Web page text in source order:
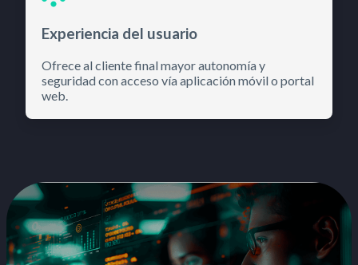
Experiencia del usuario
Ofrece al cliente final mayor autonomía y
seguridad con acceso vía aplicación móvil o portal
web.